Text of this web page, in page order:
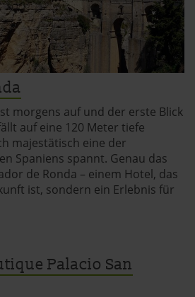
morgens auf und der erste Blick
auf eine 120 Meter tiefe
majestätisch eine der
Spaniens spannt. Genau das
de Ronda – einem Hotel, das
ist, sondern ein Erlebnis für
Palacio San